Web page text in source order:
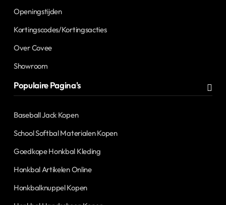
Openingstijden
Kortingscodes/Kortingsacties
Over Covee
Showroom
Populaire Pagina's
Baseball Jack Kopen
School Softbal Materialen Kopen
Goedkope Honkbal Kleding
Honkbal Artikelen Online
Honkbalknuppel Kopen